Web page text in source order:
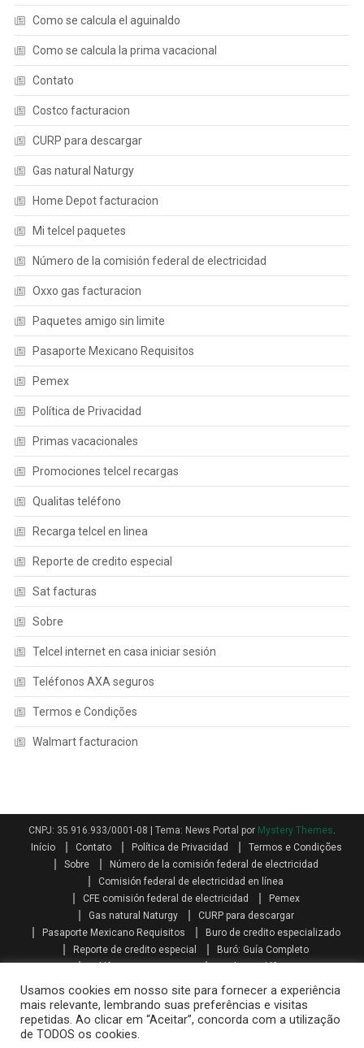
Como se calcula el aguinaldo
Como se calcula la prima vacacional
Contato
Costco facturacion
CURP para descargar
Gas natural Naturgy
Home Depot facturacion
Mi telcel paquetes
Número de la comisión federal de electricidad
Oxxo gas facturacion
Paquetes amigo sin limite
Pasaporte Mexicano Requisitos
Pemex
Política de Privacidad
Primas vacacionales
Promociones telcel recargas
Qualitas teléfono
Recarga telcel en linea
Reporte de credito especial
Sat facturas
Sobre
Telcel internet en casa iniciar sesión
Teléfonos AXA seguros
Termos e Condições
Walmart facturacion
CNPJ: 35.916.933/0001-08 Tema: News Portal por Mystery Themes.
Início
Contato Política de Privacidad
Termos e Condições
Sobre
Número de la comisión federal de electricidad
Comisión federal de electricidad en línea
CFE comisión federal de electricidad
Pemex
Gas natural Naturgy
CURP para descargar
Pasaporte Mexicano Requisitos
Buro de credito especializado
Reporte de credito especial
Buró: Guía Completo
Como se calcula el aguinaldo
Aguinaldo por Ley
Aguinaldo
Como se calcula la prima vacacional
Primas vacacionales
Promociones telcel recargas
Paquetes amigo sin limite
Mi telcel paquetes
Usamos cookies em nosso site para fornecer a experiência
mais relevante, lembrando suas preferências e visitas
repetidas. Ao clicar em “Aceitar”, concorda com a utilização
de TODOS os cookies.